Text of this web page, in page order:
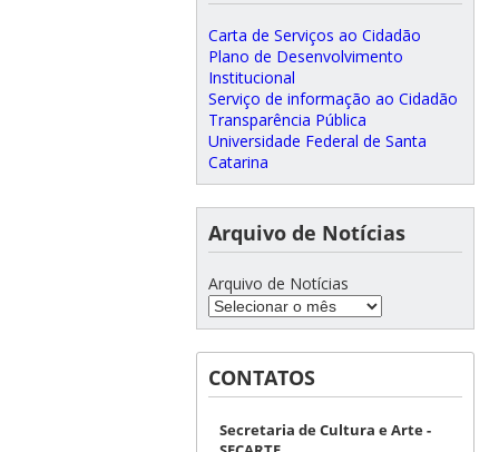
Carta de Serviços ao Cidadão
Plano de Desenvolvimento
Institucional
Serviço de informação ao Cidadão
Transparência Pública
Universidade Federal de Santa
Catarina
Arquivo de Notícias
Arquivo de Notícias
CONTATOS
Secretaria de Cultura e Arte -